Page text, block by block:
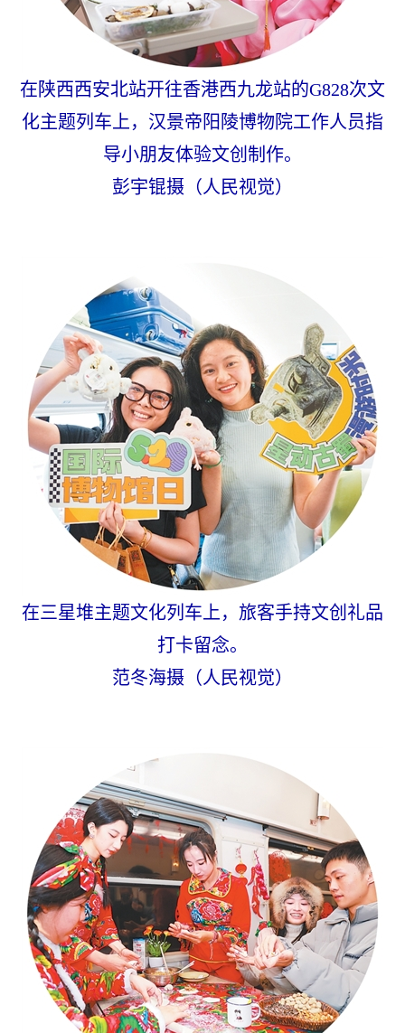
在陕西西安北站开往香港西九龙站的G828次文
化主题列车上，汉景帝阳陵博物院工作人员指
导小朋友体验文创制作。
彭宇锟摄（人民视觉）
在三星堆主题文化列车上，旅客手持文创礼品
打卡留念。
范冬海摄（人民视觉）